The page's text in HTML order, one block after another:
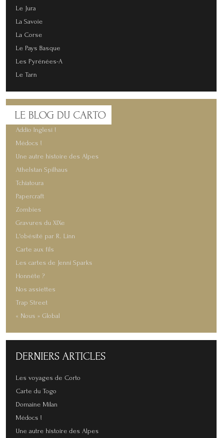
Le Jura
La Savoie
La Corse
Le Pays Basque
Les Pyrénées-A
Le Tarn
LE BLOG DU CARTO
Addio Inglesi !
Médocs !
Une autre histoire des Alpes
Athelstan Spilhaus
Tchiatoura
Papercraft
Zombies
Gravures du XIXe
L'obésité par R. Linn
Carte aux fils
Les cartes de Jenni Sparks
Honnête ?
Nos assiettes
Trap Street
« Nous » Global
DERNIERS ARTICLES
Les voyages de Corto
Carte du Togo
Domaine Milan
Médocs !
Une autre histoire des Alpes